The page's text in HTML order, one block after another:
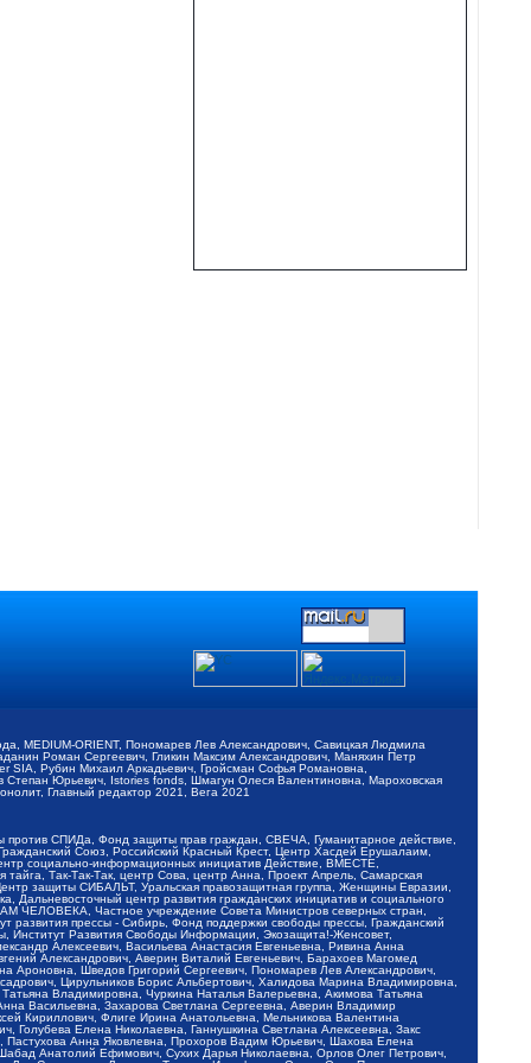
MEDIUM-ORIENT, Пономарев Лев Александрович, Савицкая Людмила
Роман Сергеевич, Гликин Максим Александрович, Маняхин Петр
Рубин Михаил Аркадьевич, Гройсман Софья Романовна,
Юрьевич, Istories fonds, Шмагун Олеся Валентиновна, Мароховская
Главный редактор 2021, Вега 2021
СПИДа, Фонд защиты прав граждан, СВЕЧА, Гуманитарное действие,
Союз, Российский Красный Крест, Центр Хасдей Ерушалаим,
социально-информационных инициатив Действие, ВМЕСТЕ,
Так-Так-Так, центр Сова, центр Анна, Проект Апрель, Самарская
защиты СИБАЛЬТ, Уральская правозащитная группа, Женщины Евразии,
Дальневосточный центр развития гражданских инициатив и социального
ЧЕЛОВЕКА, Частное учреждение Совета Министров северных стран,
прессы - Сибирь, Фонд поддержки свободы прессы, Гражданский
Институт Развития Свободы Информации, Экозащита!-Женсовет,
Алексеевич, Васильева Анастасия Евгеньевна, Ривина Анна
Александрович, Аверин Виталий Евгеньевич, Барахоев Магомед
Шведов Григорий Сергеевич, Пономарев Лев Александрович,
Цирульников Борис Альбертович, Халидова Марина Владимировна,
Владимировна, Чуркина Наталья Валерьевна, Акимова Татьяна
Васильевна, Захарова Светлана Сергеевна, Аверин Владимир
Кириллович, Флиге Ирина Анатольевна, Мельникова Валентина
Елена Николаевна, Ганнушкина Светлана Алексеевна, Закс
Анна Яковлевна, Прохоров Вадим Юрьевич, Шахова Елена
Анатолий Ефимович, Сухих Дарья Николаевна, Орлов Олег Петрович,